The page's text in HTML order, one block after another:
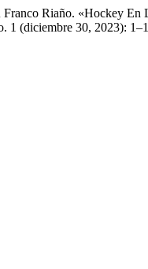
Riaño. «Hockey En
1 (diciembre 30, 2023):